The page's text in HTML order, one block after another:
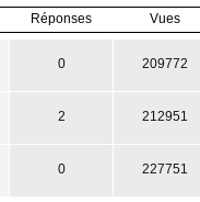
Réponses Vues
0 209772
2 212951
0 227751